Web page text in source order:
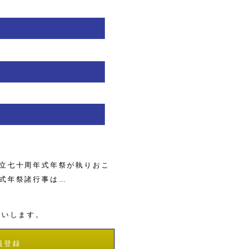
十周年式年祭が執りおこ
年祭諸行事は…
します。
登録